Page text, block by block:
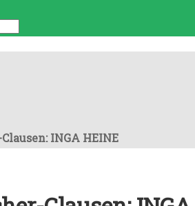
INGA HEINE